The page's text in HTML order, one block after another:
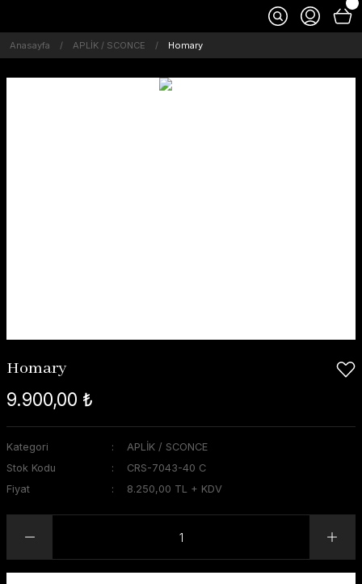
Anasayfa APLİK / SCONCE Homary
Homary
9.900,00 ₺
Kategori
APLİK / SCONCE
Stok Kodu
CRS-7043-40 C
Fiyat
8.250,00 TL + KDV